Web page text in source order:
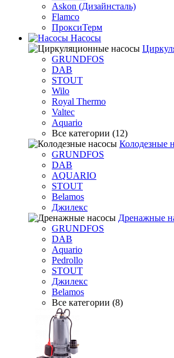
Askon (Дизайнсталь)
Flamco
ПроксиТерм
Насосы
GRUNDFOS
DAB
STOUT
Wilo
Royal Thermo
Valtec
Aquario
Все категории (12)
Колодезные
GRUNDFOS
DAB
AQUARIO
STOUT
Belamos
Джилекс
Дренажные
GRUNDFOS
DAB
Aquario
Pedrollo
STOUT
Джилекс
Belamos
Все категории (8)